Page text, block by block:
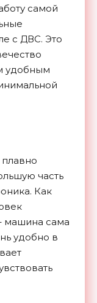
самой
с ДВС. Это
удобным
часть
Как
машина сама
удобно в